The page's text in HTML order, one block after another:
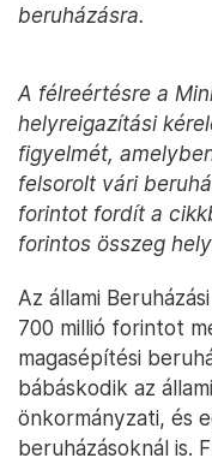
beruházásra.
A félreértésre a
helyreigazítási
figyelmét,
felsorolt vári
forintot fordít a
forintos összeg
Az állami
700 millió forintot
magasépítési
bábáskodik az
önkormányzati, és
beruházásoknál is.